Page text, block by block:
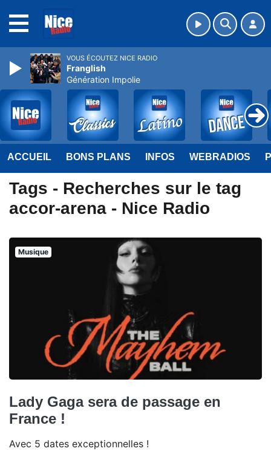
ACCUEIL BONS PLANS INFOS WEBRADIOS
Tags - Recherches sur le tag
accor-arena - Nice Radio
Musique
Lady Gaga sera de passage en
France !
Avec 5 dates exceptionnelles !
VOUS ÉCOUTEZ NICE RADIO
Franglish
Génération Impolie